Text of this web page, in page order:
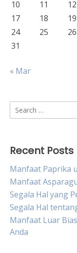
10 11 12
17
18 19
24
25 26
31
« Mar
Search
for:
Recent Posts
Manfaat Paprika
Manfaat
Segala Hal yang
Segala Hal
Manfaat Luar
Anda